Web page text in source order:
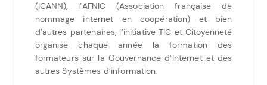
(ICANN), l’AFNIC (Association française de
nommage internet en coopération) et bien
d’autres partenaires, l’initiative TIC et Citoyenneté
organise chaque année la formation des
formateurs sur la Gouvernance d’Internet et des
autres Systèmes d’information.